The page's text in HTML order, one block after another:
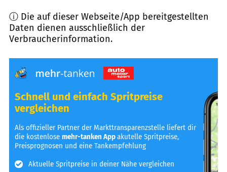
ⓘ Die auf dieser Webseite/App bereitgestellten
Daten dienen ausschließlich der
Verbraucherinformation.
Schnell und einfach Spritpreise
vergleichen
Als offizieller Partner der Markttransparenzstelle liefert dir
die kostenlosemehr-tanken Appakutelle Spritpreise,
Preisprognosen und eine Tankempfehlung
Aktuelle Spritpreise in deiner Nähe vergleichen